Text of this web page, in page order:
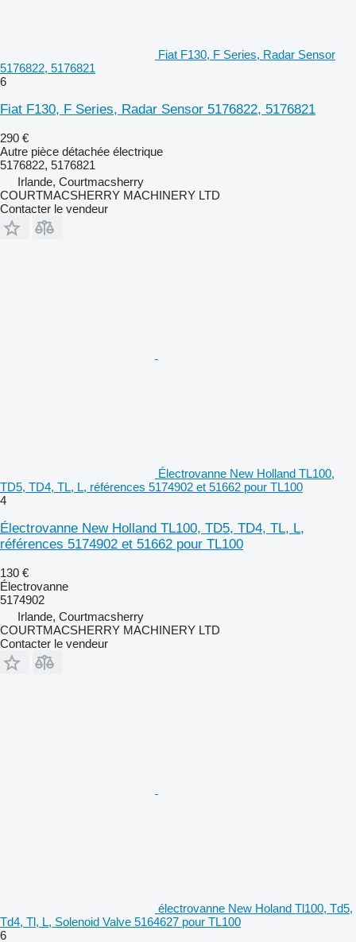
Fiat F130, F Series, Radar Sensor
5176822, 5176821
6
Fiat F130, F Series, Radar Sensor 5176822, 5176821
290 €
Autre pièce détachée électrique
5176822, 5176821
Irlande, Courtmacsherry
COURTMACSHERRY MACHINERY LTD
Contacter le vendeur
Électrovanne New Holland TL100,
TD5, TD4, TL, L, références 5174902 et 51662 pour TL100
4
Électrovanne New Holland TL100, TD5, TD4, TL, L,
références 5174902 et 51662 pour TL100
130 €
Électrovanne
5174902
Irlande, Courtmacsherry
COURTMACSHERRY MACHINERY LTD
Contacter le vendeur
électrovanne New Holand Tl100, Td5,
Td4, Tl, L, Solenoid Valve 5164627 pour TL100
6